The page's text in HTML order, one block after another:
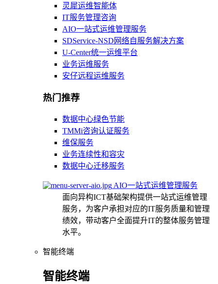
灵犀运维智能体
IT服务管理咨询
AIO一站式运维管理服务
SDService-NSD网络自服务解决方案
U-Center统一运维平台
业务运维服务
安仔远程运维服务
热门推荐
数据中心绿色节能
TMMi咨询认证服务
维保服务
业务连续性和容灾
数据中心迁移服务
AIO一站式运维管理服务
面向异构ICT基础架构提供一站式运维管理
服务，为客户承担对应的IT服务质量和管理
绩效，带动客户全面提升IT的整体服务管理
水平。
智能终端
智能终端